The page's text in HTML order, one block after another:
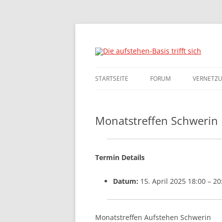
Die aufstehen-
STARTSEITE
IMPRESSUM
FORUM
Monatstreffen Schwerin
Termin Details
Datum: 15. April 2025 18:00 –
Monatstreffen Aufstehen Schwerin